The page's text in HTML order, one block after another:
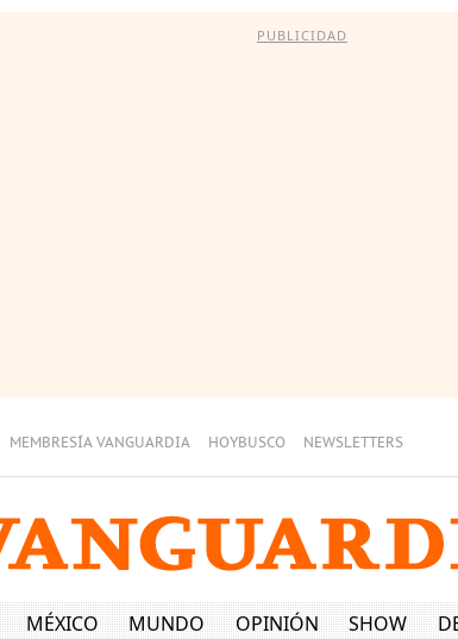
PUBLICIDAD
MEMBRESÍA VANGUARDIA HOYBUSCO NEWSLETTERS
MÉXICO MUNDO OPINIÓN SHOW